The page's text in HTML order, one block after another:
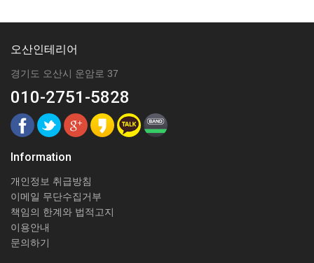
오산인테리어
경기도 오산시 운암로 37
010-2751-5828
Information
개인정보 취급방침
이메일 무단수집거부
책임의 한계와 법적고지
이용안내
문의하기